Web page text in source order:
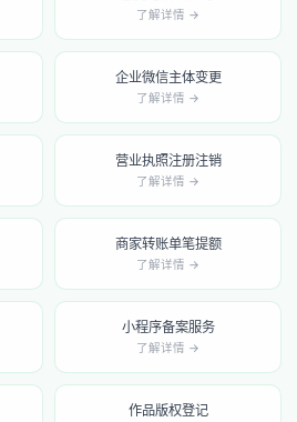
了解详情 →
企业微信主体变更
了解详情 →
营业执照注册注销
了解详情 →
商家转账单笔提额
了解详情 →
小程序备案服务
了解详情 →
作品版权登记